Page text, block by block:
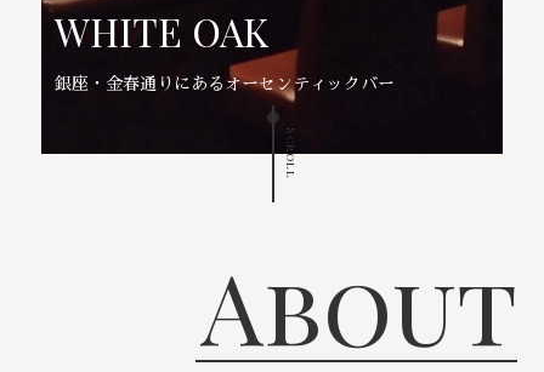
WHITE OAK
銀座・金春通りにあるオーセンティックバー
Scroll
About